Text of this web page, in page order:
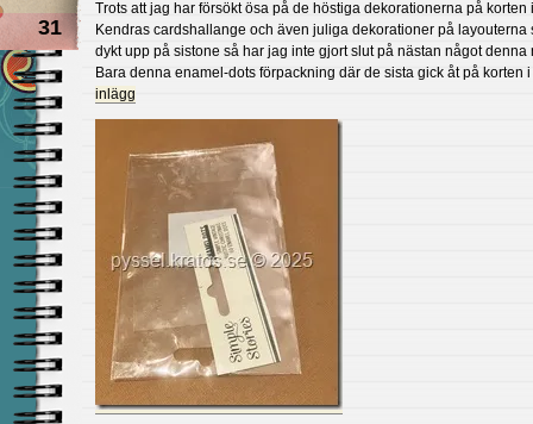
31
Trots att jag har försökt ösa på de höstiga dekorationerna på korten i
Kendras cardshallange och även juliga dekorationer på layouterna
dykt upp på sistone så har jag inte gjort slut på nästan något denna
Bara denna enamel-dots förpackning där de sista gick åt på korten i
inlägg